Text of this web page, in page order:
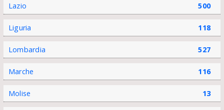
Lazio 500
Liguria 118
Lombardia 527
Marche 116
Molise 13